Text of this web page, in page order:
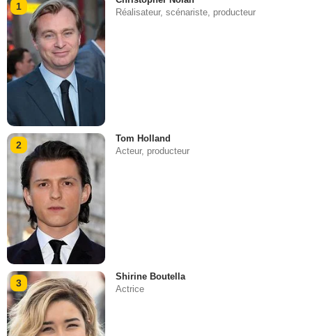
1
Réalisateur, scénariste, producteur
2
Tom Holland
Acteur, producteur
3
Shirine Boutella
Actrice